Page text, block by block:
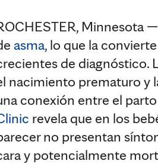
Minnesota
asma, lo que la
de diagnóstico.
nacimiento prematuro y
conexión entre el
revela que en los
no presentan
y potencialmente